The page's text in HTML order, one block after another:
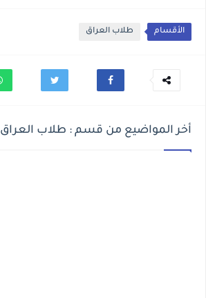
الأقسام طلاب العراق
أخر المواضيع من قسم : طلاب العراق